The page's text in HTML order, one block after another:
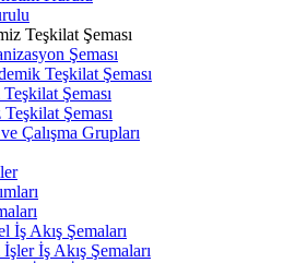
Teşkilat Şeması
Şeması
Teşkilat Şeması
Şeması
Şeması
Çalışma Grupları
İş Akış Şemaları
İş Akış Şemaları